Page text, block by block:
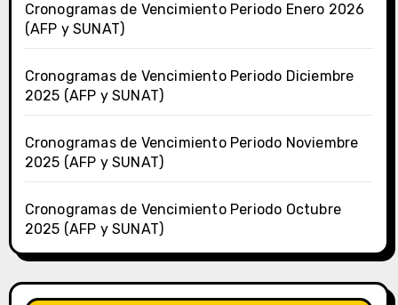
Cronogramas de Vencimiento Periodo Enero 2026
(AFP y SUNAT)
Cronogramas de Vencimiento Periodo Diciembre
2025 (AFP y SUNAT)
Cronogramas de Vencimiento Periodo Noviembre
2025 (AFP y SUNAT)
Cronogramas de Vencimiento Periodo Octubre
2025 (AFP y SUNAT)